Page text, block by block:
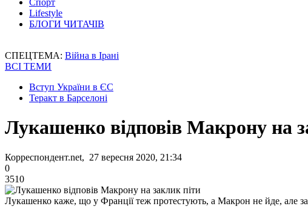
Спорт
Lifestyle
БЛОГИ ЧИТАЧІВ
СПЕЦТЕМА: Війна в Ірані
ВСІ ТЕМИ
Вступ України в ЄС
Теракт в Барселоні
Лукашенко відповів Макрону на
Корреспондент.net, 27 вересня 2020, 21:34
0
3510
Лукашенко каже, що у Франції теж протестують, а Макрон не йде, але